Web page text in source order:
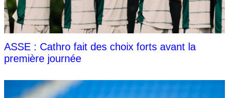
ASSE : Cathro fait des choix forts avant la
première journée